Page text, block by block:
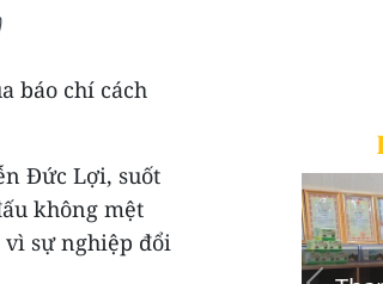
báo chí cách
Đức Lợi, suốt
không mệt
vì sự nghiệp đổi